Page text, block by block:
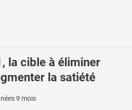
la cible à éliminer
la satiété
9 mois